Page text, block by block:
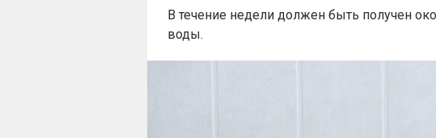
В течение недели должен быть получен
воды.